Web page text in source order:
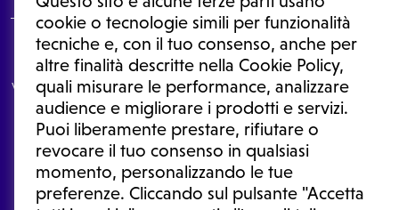
cookie o tecnologie simili per funzionalità
tecniche e, con il tuo consenso, anche per
altre finalità descritte nella Cookie Policy,
quali misurare le performance, analizzare
audience e migliorare i prodotti e servizi.
Puoi liberamente prestare, rifiutare o
revocare il tuo consenso in qualsiasi
momento, personalizzando le tue
preferenze. Cliccando sul pulsante "Accetta
Le informazioni proposte in questo sito non sono un consulto medico.
In nessun caso, queste informazioni sostituiscono un consulto, una
visita o una diagnosi formulata dal medico. Non si devono considerare
le informazioni disponibili come suggerimenti per la formulazione di
una diagnosi, la determinazione di un trattamento o l'assunzione o
sospensione di un farmaco senza prima consultare un medico di
medicina generale o uno specialista.
Condizioni di utilizzo|Privacy Policy |Gestione cookie
Ⓒ 2026 | Tutti i diritti riservati.